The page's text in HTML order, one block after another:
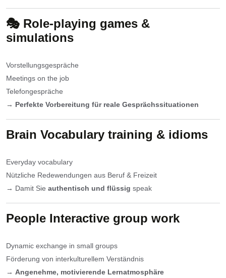
🎭 Role-playing games &
simulations
Vorstellungsgespräche
Meetings on the job
Telefongespräche
→ Perfekte Vorbereitung für reale Gesprächssituationen
Brain Vocabulary training & idioms
Everyday vocabulary
Nützliche Redewendungen aus Beruf & Freizeit
→ Damit Sie authentisch und flüssig speak
People Interactive group work
Dynamic exchange in small groups
Förderung von interkulturellem Verständnis
→ Angenehme, motivierende Lernatmosphäre